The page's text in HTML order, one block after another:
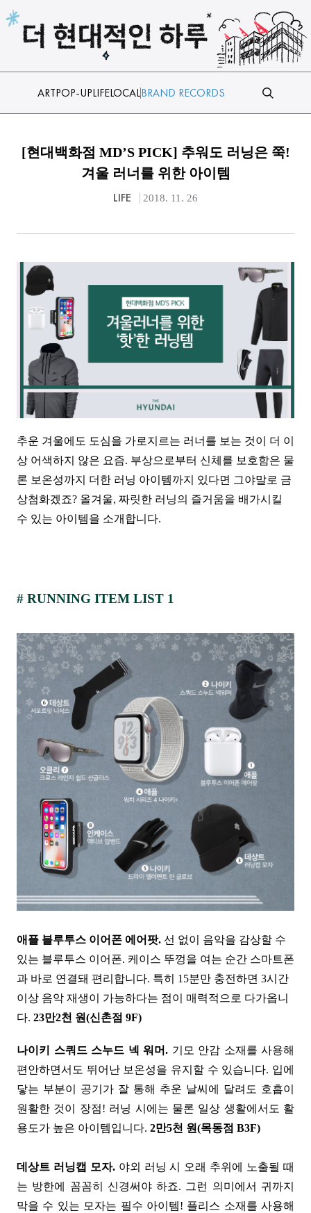
ARTPOP-UPLIFELOCALBRAND RECORDS
[현대백화점 MD’S PICK] 추워도 러닝은 쭉!
겨울 러너를 위한 아이템
LIFE 2018. 11. 26
추운 겨울에도 도심을 가로지르는 러너를 보는 것이 더 이
상 어색하지 않은 요즘. 부상으로부터 신체를 보호함은 물
론 보온성까지 더한 러닝 아이템까지 있다면 그야말로 금
상첨화겠죠? 올겨울, 짜릿한 러닝의 즐거움을 배가시킬
수 있는 아이템을 소개합니다.
# RUNNING ITEM LIST 1
애플 블루투스 이어폰 에어팟. 선 없이 음악을 감상할 수
있는 블루투스 이어폰. 케이스 뚜껑을 여는 순간 스마트폰
과 바로 연결돼 편리합니다. 특히 15분만 충전하면 3시간
이상 음악 재생이 가능하다는 점이 매력적으로 다가옵니
다. 23만2천 원(신촌점 9F)
나이키 스쿼드 스누드 넥 워머. 기모 안감 소재를 사용해
편안하면서도 뛰어난 보온성을 유지할 수 있습니다. 입에
닿는 부분이 공기가 잘 통해 추운 날씨에 달려도 호흡이
원활한 것이 장점! 러닝 시에는 물론 일상 생활에서도 활
용도가 높은 아이템입니다. 2만5천 원(목동점 B3F)
데상트 러닝캡 모자.야외 러닝 시 오래 추위에 노출될 때
는 방한에 꼼꼼히 신경써야 하죠. 그런 의미에서 귀까지
막을 수 있는 모자는 필수 아이템! 플리스 소재를 사용해